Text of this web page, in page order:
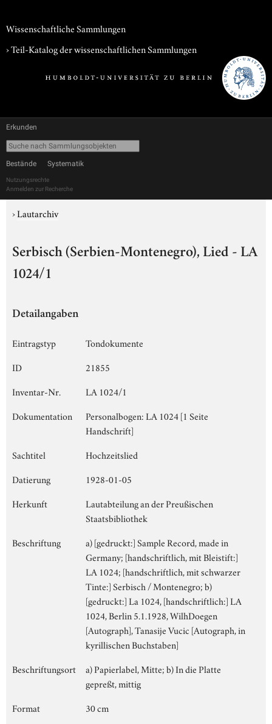
Wissenschaftliche Sammlungen
› Teil-Katalog der wissenschaftlichen Sammlungen
Erkunden
Bestände Systematik
Nutzungsrechte
Anmelden zur Recherche
›Lautarchiv
Serbisch (Serbien-Montenegro), Lied - LA
1024/1
Detailangaben
Eintragstyp
Tondokumente
ID
21855
Inventar-Nr.
LA 1024/1
Dokumentation
Personalbogen: LA 1024 [1 Seite
Handschrift]
Sachtitel
Hochzeitslied
Datierung
1928-01-05
Herkunft
Lautabteilung an der Preußischen
Staatsbibliothek
Beschriftung
a) [gedruckt:] Sample Record, made in
Germany; [handschriftlich, mit Bleistift:]
LA 1024; [handschriftlich, mit schwarzer
Tinte:] Serbisch / Montenegro; b)
[gedruckt:] La 1024, [handschriftlich:] LA
1024, Berlin 5.1.1928, WilhDoegen
[Autograph], Tanasije Vucic [Autograph, in
kyrillischen Buchstaben]
Beschriftungsort
a) Papierlabel, Mitte; b) In die Platte
gepreßt, mittig
Format
30 cm